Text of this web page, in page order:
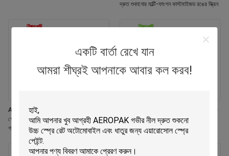
একটি বার্তা রেখে যান
আমরা শীঘ্রই আপনাকে আবার কল করব!
দ্রুত শুকানোর মাল্টি-ফাংশন কাস্টমাইজড রঙের স্ক্রিন
Aeropak 330ml পরিবেশ বান্ধব এয়ারোসোল
গোলাপী সুগন্ধি এয়ার ফ্রেশনার স্প্রে হোম এবং
গাড়ির অভ্যন্তরীণ ব্যবহারের জন্য দীর্ঘস্থায়ী
Aeropak 330ml অ্যারোসোল জাসমিন স্ফটিক
ব্যবহার কার্যকর গন্ধ নির্মূলকারী দীর্ঘস্থায়ী পরিবেশ
বান্ধব পোষা প্রাণী-নিরাপদ শিশু-নিরাপদ এয়ার
ফ্রেশনার